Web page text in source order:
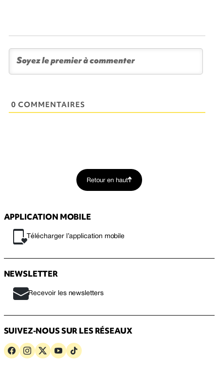
0 COMMENTAIRES
Retour en haut
APPLICATION MOBILE
Télécharger l’application mobile
NEWSLETTER
Recevoir les newsletters
SUIVEZ-NOUS SUR LES RÉSEAUX